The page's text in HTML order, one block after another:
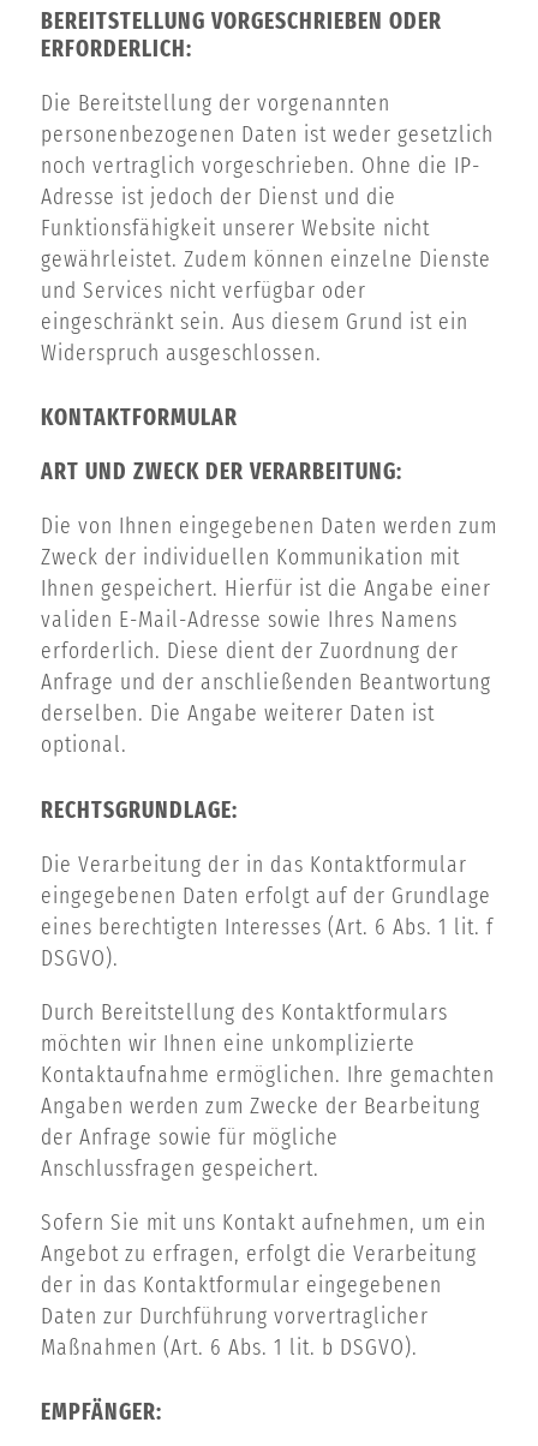
BEREITSTELLUNG VORGESCHRIEBEN ODER
ERFORDERLICH:
Die Bereitstellung der vorgenannten
personenbezogenen Daten ist weder gesetzlich
noch vertraglich vorgeschrieben. Ohne die IP-
Adresse ist jedoch der Dienst und die
Funktionsfähigkeit unserer Website nicht
gewährleistet. Zudem können einzelne Dienste
und Services nicht verfügbar oder
eingeschränkt sein. Aus diesem Grund ist ein
Widerspruch ausgeschlossen.
KONTAKTFORMULAR
ART UND ZWECK DER VERARBEITUNG:
Die von Ihnen eingegebenen Daten werden zum
Zweck der individuellen Kommunikation mit
Ihnen gespeichert. Hierfür ist die Angabe einer
validen E-Mail-Adresse sowie Ihres Namens
erforderlich. Diese dient der Zuordnung der
Anfrage und der anschließenden Beantwortung
derselben. Die Angabe weiterer Daten ist
optional.
RECHTSGRUNDLAGE:
Die Verarbeitung der in das Kontaktformular
eingegebenen Daten erfolgt auf der Grundlage
eines berechtigten Interesses (Art. 6 Abs. 1 lit. f
DSGVO).
Durch Bereitstellung des Kontaktformulars
möchten wir Ihnen eine unkomplizierte
Kontaktaufnahme ermöglichen. Ihre gemachten
Angaben werden zum Zwecke der Bearbeitung
der Anfrage sowie für mögliche
Anschlussfragen gespeichert.
Sofern Sie mit uns Kontakt aufnehmen, um ein
Angebot zu erfragen, erfolgt die Verarbeitung
der in das Kontaktformular eingegebenen
Daten zur Durchführung vorvertraglicher
Maßnahmen (Art. 6 Abs. 1 lit. b DSGVO).
EMPFÄNGER: